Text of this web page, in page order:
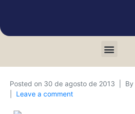
Posted on 30 de agosto de 2013 By
Leave a comment